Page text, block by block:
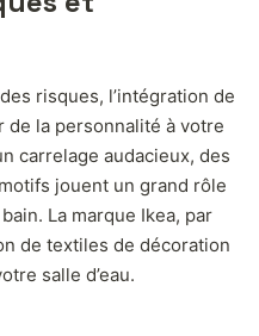
risques, l’intégration de
la personnalité à votre
carrelage audacieux, des
jouent un grand rôle
La marque Ikea, par
de textiles de décoration
salle d’eau.